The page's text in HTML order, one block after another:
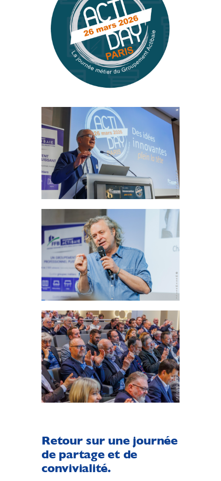
Retour sur une journée
de partage et de
convivialité.